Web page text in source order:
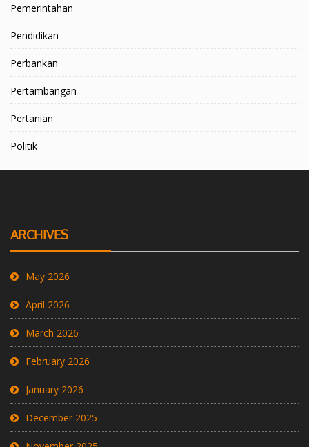
Pemerintahan
Pendidikan
Perbankan
Pertambangan
Pertanian
Politik
ARCHIVES
May 2026
April 2026
March 2026
February 2026
January 2026
December 2025